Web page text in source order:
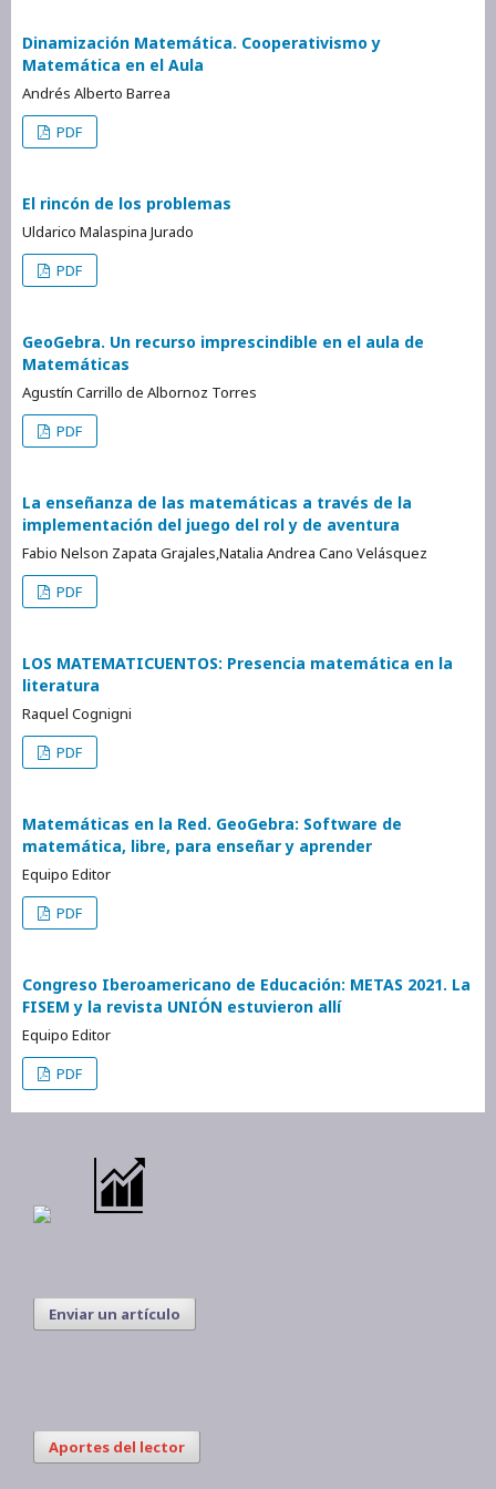
Dinamización Matemática. Cooperativismo y
Matemática en el Aula
Andrés Alberto Barrea
PDF
El rincón de los problemas
Uldarico Malaspina Jurado
PDF
GeoGebra. Un recurso imprescindible en el aula de
Matemáticas
Agustín Carrillo de Albornoz Torres
PDF
La enseñanza de las matemáticas a través de la
implementación del juego del rol y de aventura
Fabio Nelson Zapata Grajales,Natalia Andrea Cano Velásquez
PDF
LOS MATEMATICUENTOS: Presencia matemática en la
literatura
Raquel Cognigni
PDF
Matemáticas en la Red. GeoGebra: Software de
matemática, libre, para enseñar y aprender
Equipo Editor
PDF
Congreso Iberoamericano de Educación: METAS 2021. La
FISEM y la revista UNIÓN estuvieron allí
Equipo Editor
PDF
Enviar un artículo
Aportes del lector